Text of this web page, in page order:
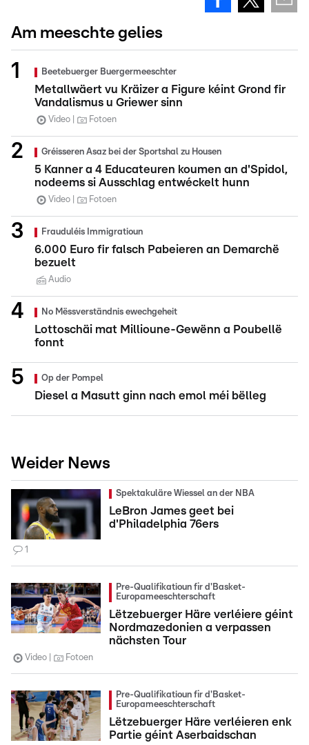
Am meeschte gelies
Beetebuerger Buergermeeschter
Metallwäert vu Kräizer a Figure kéint Grond fir
Vandalismus u Griewer sinn
Video Fotoen
Gréisseren Asaz bei der Sportshal zu Housen
5 Kanner a 4 Educateuren koumen an d'Spidol,
nodeems si Ausschlag entwéckelt hunn
Video Fotoen
Frauduléis Immigratioun
6.000 Euro fir falsch Pabeieren an Demarchë
bezuelt
Audio
No Mëssverständnis ewechgeheit
Lottoschäi mat Millioune-Gewënn a Poubellë
fonnt
Op der Pompel
Diesel a Masutt ginn nach emol méi bëlleg
Weider News
Spektakuläre Wiessel an der NBA
LeBron James geet bei
d'Philadelphia 76ers
1
Pre-Qualifikatioun fir d'Basket-
Europameeschterschaft
Lëtzebuerger Häre verléiere géint
Nordmazedonien a verpassen
nächsten Tour
Video Fotoen
Pre-Qualifikatioun fir d'Basket-
Europameeschterschaft
Lëtzebuerger Häre verléieren enk
Partie géint Aserbaidschan